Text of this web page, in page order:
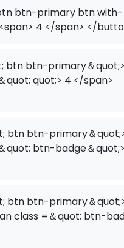
btn-primary btn with-
4 </span> </
btn btn-primary＆
quot; quot;> 4 </span>
btn btn-primary＆
quot; btn-badge＆
btn btn-primary＆
class =＆quot; btn-